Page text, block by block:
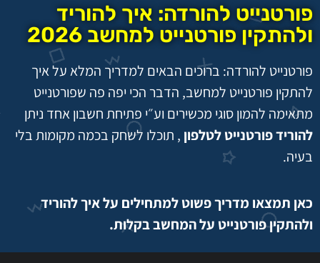
פורטנייט להורדה: איך להוריד
ולהתקין פורטנייט למחשב 2026
פורטנייט להורדה: ברוכים הבאים למדריך המלא על איך
להתקין פורטנייט למחשב, הדבר הכי יפה פה שפורטנייט
מתאימה להמון סוגי מכשירים וע״י פתיחת חשבון אחד ניתן
להוריד פורטנייט לטלפון , תוכלו לשחק בכמה מקומות בלי
בעיה.
כאן תמצאו מדריך פשוט למתחילים על איך להוריד
ולהתקין פורטנייט על המחשב בקלות.